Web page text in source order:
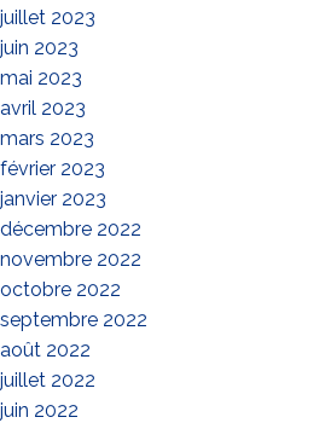
juillet 2023
juin 2023
mai 2023
avril 2023
mars 2023
février 2023
janvier 2023
décembre 2022
novembre 2022
octobre 2022
septembre 2022
août 2022
juillet 2022
juin 2022